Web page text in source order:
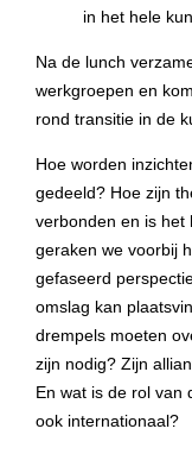
in het hele
Na de lunch
werkgroepen en
rond transitie in de
Hoe worden
gedeeld? Hoe zijn
verbonden en is het
geraken we voorbij
gefaseerd
omslag kan
drempels moeten
zijn nodig? Zijn
En wat is de rol van
ook internationaal?